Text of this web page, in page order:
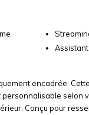
encadrée.
personnalisable selon
Conçu pour